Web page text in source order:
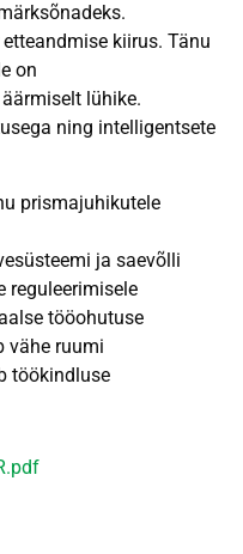
kiirus. Tänu
on
lühike.
ning intelligentsete
prismajuhikutele
ja saevõlli
reguleerimisele
tööohutuse
vähe ruumi
töökindluse